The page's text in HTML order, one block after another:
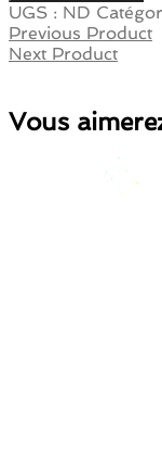
UGS : ND
Previous Product
Next Product
Vous